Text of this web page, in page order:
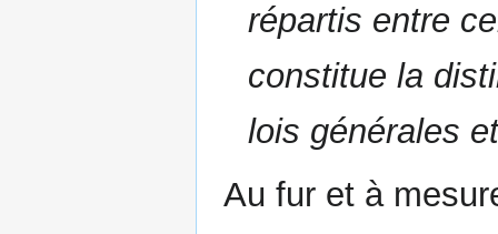
répartis entre
constitue la
lois générales
Au fur et à